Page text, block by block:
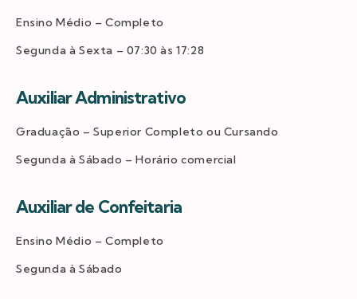
Ensino Médio – Completo
Segunda à Sexta – 07:30 às 17:28
Auxiliar Administrativo
Graduação – Superior Completo ou Cursando
Segunda à Sábado – Horário comercial
Auxiliar de Confeitaria
Ensino Médio – Completo
Segunda à Sábado